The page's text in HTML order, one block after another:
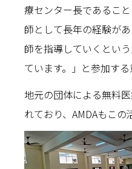
療センター長であるこ
師として長年の経験が
師を指導していくとい
ています。」と参加す
地元の団体による無料
れており、AMDAもこの